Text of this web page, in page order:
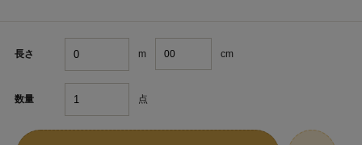
長さ m cm
数量 点